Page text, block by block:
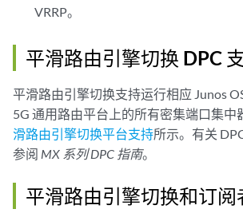
VRRP。
平滑路由引擎切换 DPC
平滑路由引擎切换支持运行相应 Junos
5G 通用路由平台上的所有密集端口集中
滑路由引擎切换平台支持所示。有关
参阅 MX 系列 DPC 指南。
平滑路由引擎切换和订阅